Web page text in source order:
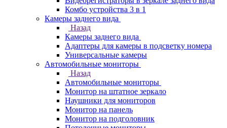
Комбо устройства 3 в 1
Камеры заднего вида
Назад
Камеры заднего вида
Адаптеры для камеры в подсветку номера
Универсальные камеры
Автомобильные мониторы
Назад
Автомобильные мониторы
Монитор на штатное зеркало
Наушники для мониторов
Монитор на панель
Монитор на подголовник